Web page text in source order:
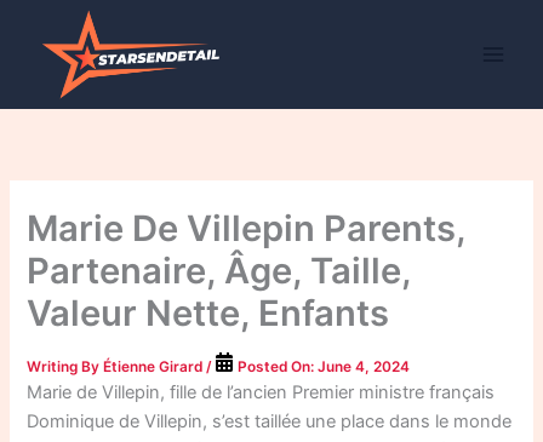
Marie De Villepin Parents,
Partenaire, Âge, Taille,
Valeur Nette, Enfants
Writing ByÉtienne Girard / Posted On:June 4, 2024
Marie de Villepin, fille de l’ancien Premier ministre français
Dominique de Villepin, s’est taillée une place dans le monde